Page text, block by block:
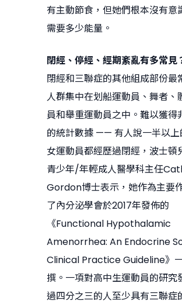
有主動節食，但她們根本沒有意
需要多少能量。
閉經、停經、經期紊亂有多常見
閉經和三聯症的其他組成部份最
人群集中在划船運動員、舞者、
員和舉重運動員之中。難以獲得
的統計數據 —— 有人說一半以上
女運動員都經歷過閉經，波士頓
青少年/年輕成人醫學科主任
Gordon博士表示，她作為主要
了內分泌學會於2017年發佈的
《Functional Hypothalamic
Amenorrhea: An Endocrine
Clinical Practice Guideline》
撰。一項對高中生運動員的研究
過四分之三的人至少具有三聯症